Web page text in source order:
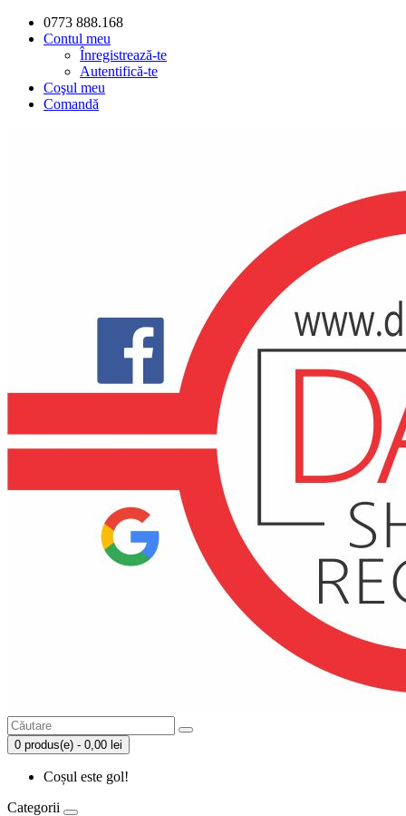
0773 888.168
Contul meu
Înregistrează-te
Autentifică-te
Coşul meu
Comandă
0 produs(e) - 0,00 lei
Coșul este gol!
Categorii